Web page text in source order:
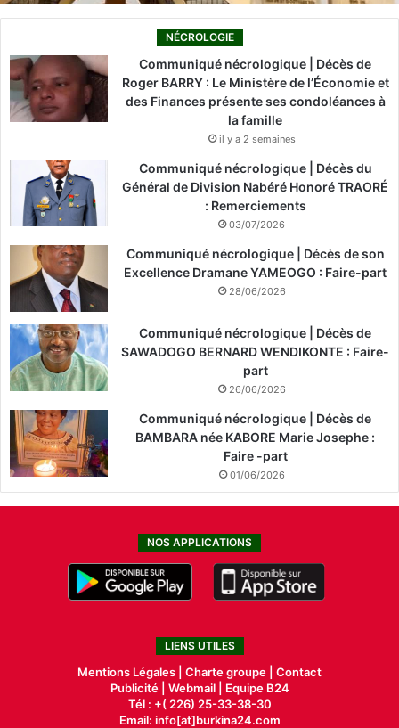
NÉCROLOGIE
Communiqué nécrologique | Décès de
Roger BARRY : Le Ministère de l’Économie et
des Finances présente ses condoléances à
la famille
il y a 2 semaines
Communiqué nécrologique | Décès du
Général de Division Nabéré Honoré TRAORÉ
: Remerciements
03/07/2026
Communiqué nécrologique | Décès de son
Excellence Dramane YAMEOGO : Faire-part
28/06/2026
Communiqué nécrologique | Décès de
SAWADOGO BERNARD WENDIKONTE : Faire-
part
26/06/2026
Communiqué nécrologique | Décès de
BAMBARA née KABORE Marie Josephe :
Faire -part
01/06/2026
NOS APPLICATIONS
LIENS UTILES
Mentions Légales | Charte groupe | Contact
Publicité| Webmail |
Equipe B24
Tél : +( 226) 25-33-38-30
Email: info[at]burkina24.com